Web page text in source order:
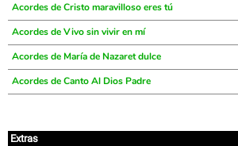
Acordes de Cristo maravilloso eres tú
Acordes de Vivo sin vivir en mí
Acordes de María de Nazaret dulce
Acordes de Canto Al Dios Padre
Extras